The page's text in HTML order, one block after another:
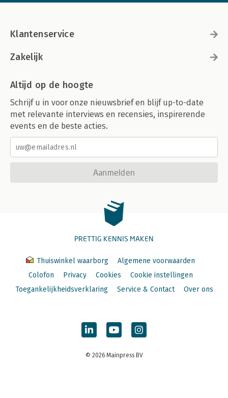
Klantenservice
Zakelijk
Altijd op de hoogte
Schrijf u in voor onze nieuwsbrief en blijf up-to-date
met relevante interviews en recensies, inspirerende
events en de beste acties.
Aanmelden
PRETTIG KENNIS MAKEN
Thuiswinkel waarborg
Algemene voorwaarden
Colofon
Privacy Cookies
Cookie instellingen
Toegankelijkheidsverklaring
Service & Contact Over ons
© 2026 Mainpress BV